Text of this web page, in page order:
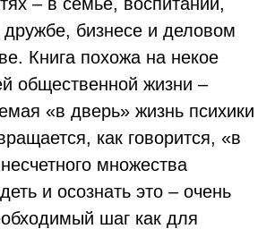
дружбе, бизнесе и деловом
Книга похожа на некое
общественной жизни –
«в дверь» жизнь психики
как говорится, «в
множества
и осознать это – очень
шаг как для